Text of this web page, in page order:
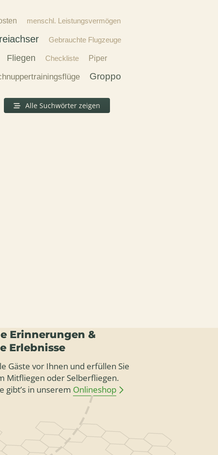
menschl. Leistungsvermögen
Gebrauchte Flugzeuge
Fliegen Checkliste Piper
Groppo
Alle Suchwörter zeigen
Erinnerungen &
Erlebnisse
Gäste vor Ihnen und erfüllen Sie
Mitfliegen oder Selberfliegen.
gibt’s in unserem Onlineshop